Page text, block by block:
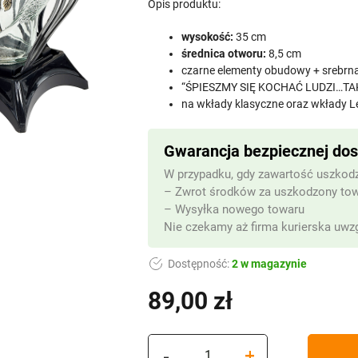
89,00 zł
Opis produktu:
wysokość: 35 cm
średnica otworu: 8,5 cm
czarne elementy obudowy +
“ŚPIESZMY SIĘ KOCHAĆ
na wkłady klasyczne oraz wkłady
Dostępność:2 w magazynie
Gwarancja bezpiecznej
W przypadku, gdy zawartość
– Zwrot środków za uszkodzony
– Wysyłka nowego towaru
Nie czekamy aż firma kurierska